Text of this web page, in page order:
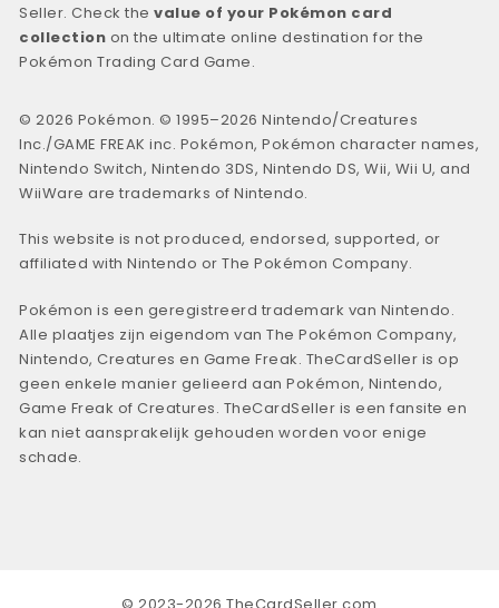
Seller. Check thevalue of your Pokémon card
collection on the ultimate online destination for the
Pokémon Trading Card Game.
© 2026 Pokémon. © 1995–2026 Nintendo/Creatures
Inc./GAME FREAK inc. Pokémon, Pokémon character names,
Nintendo Switch, Nintendo 3DS, Nintendo DS, Wii, Wii U, and
WiiWare are trademarks of Nintendo.
This website is not produced, endorsed, supported, or
affiliated with Nintendo or The Pokémon Company.
Pokémon is een geregistreerd trademark van Nintendo.
Alle plaatjes zijn eigendom van The Pokémon Company,
Nintendo, Creatures en Game Freak. TheCardSeller is op
geen enkele manier gelieerd aan Pokémon, Nintendo,
Game Freak of Creatures. TheCardSeller is een fansite en
kan niet aansprakelijk gehouden worden voor enige
schade.
© 2023-2026 TheCardSeller.com